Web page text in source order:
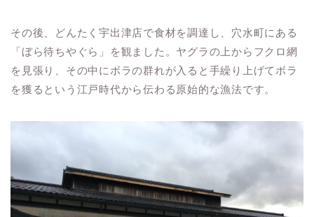
その後、どんたく宇出津店で食材を調達し、穴水町にある
「ぼら待ちやぐら」を観ました。ヤグラの上からフクロ網
を見張り、その中にボラの群れが入ると手繰り上げてボラ
を獲るという江戸時代から伝わる原始的な漁法です。